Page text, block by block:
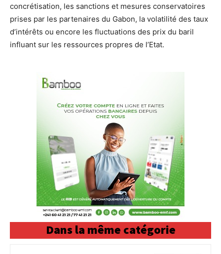
concrétisation, les sanctions et mesures conservatoires
prises par les partenaires du Gabon, la volatilité des taux
d’intérêts ou encore les fluctuations des prix du baril
influant sur les ressources propres de l’Etat.
Dans la même catégorie